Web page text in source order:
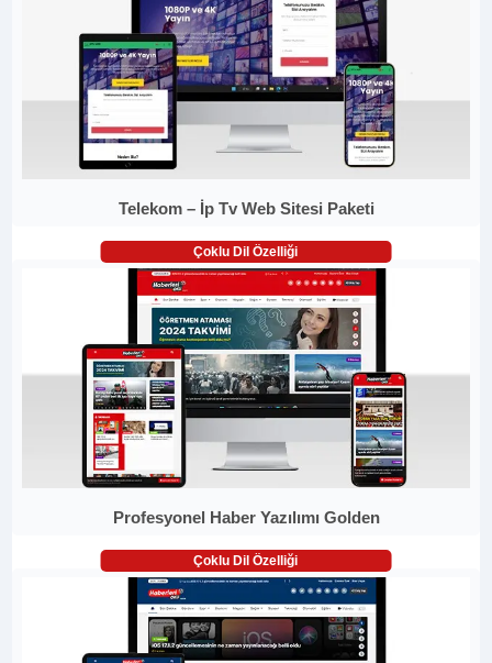
Telekom – İp Tv Web Sitesi Paketi
Çoklu Dil Özelliği
Profesyonel Haber Yazılımı Golden
Çoklu Dil Özelliği